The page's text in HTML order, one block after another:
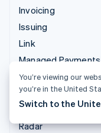
Invoicing
Issuing
Link
Managed Payments
Liens de paiement
Payments
Payouts
Radar
You’re viewing our
you’re in the United
Switch to the